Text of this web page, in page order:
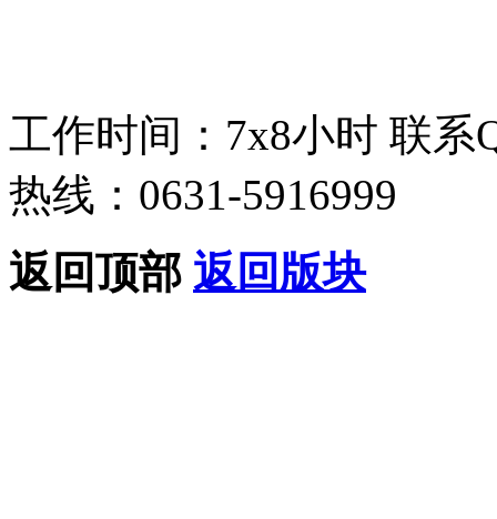
工作时间：7x8小时 联系
热线：0631-5916999
返回顶部 返回版块